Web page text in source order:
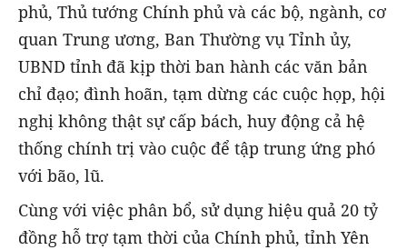
phủ, Thủ tướng Chính phủ và các bộ, ngành, cơ
quan Trung ương, Ban Thường vụ Tỉnh ủy,
UBND tỉnh đã kịp thời ban hành các văn bản
chỉ đạo; đình hoãn, tạm dừng các cuộc họp, hội
nghị không thật sự cấp bách, huy động cả hệ
thống chính trị vào cuộc để tập trung ứng phó
với bão, lũ.
Cùng với việc phân bổ, sử dụng hiệu quả 20 tỷ
đồng hỗ trợ tạm thời của Chính phủ, tỉnh Yên